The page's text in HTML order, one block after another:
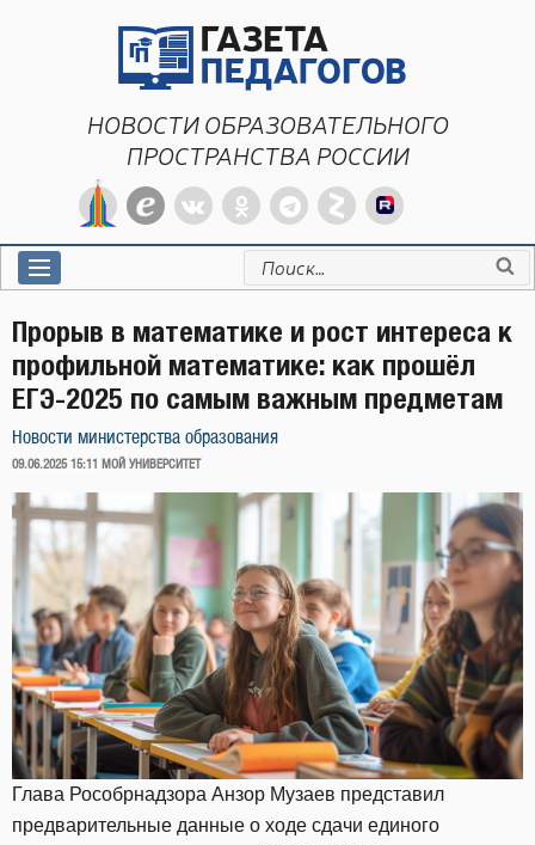
НОВОСТИ ОБРАЗОВАТЕЛЬНОГО
ПРОСТРАНСТВА РОССИИ
Искать:
Прорыв в математике и рост интереса к
профильной математике: как прошёл
ЕГЭ-2025 по самым важным предметам
Новости министерства образования
ОПУБЛИКОВАНО
09.06.2025 15:11 МОЙ УНИВЕРСИТЕТ
Глава Рособрнадзора Анзор Музаев представил
предварительные данные о ходе сдачи единого